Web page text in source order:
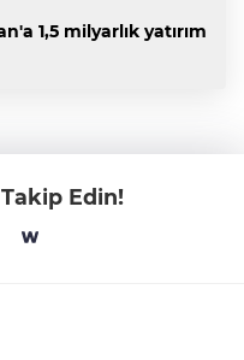
1,5 milyarlık yatırım
Edin!